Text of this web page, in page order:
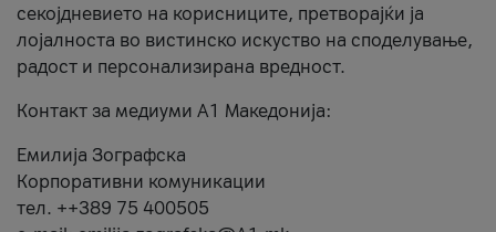
секојдневието на корисниците, претворајќи ја
лојалноста во вистинско искуство на споделување,
радост и персонализирана вредност.
Контакт за медиуми А1 Македонија:
Емилија Зографска
Корпоративни комуникации
тел. ++389 75 400505